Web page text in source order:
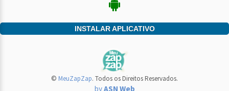
INSTALAR APLICATIVO
© MeuZapZap. Todos os Direitos Reservados.
byASN Web